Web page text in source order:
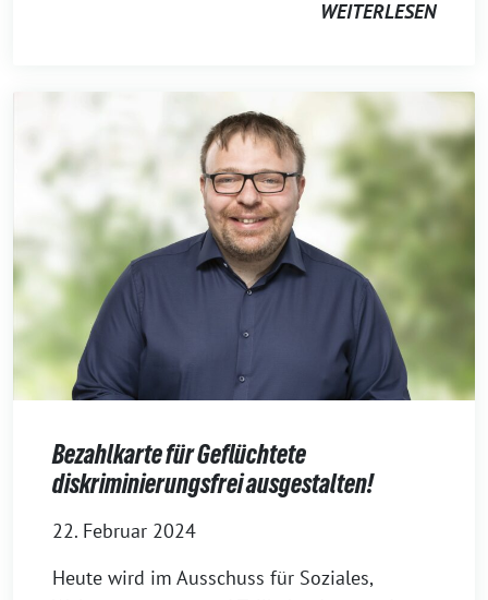
WEITERLESEN
Bezahlkarte für Geflüchtete
diskriminierungsfrei ausgestalten!
22. Februar 2024
Heute wird im Ausschuss für Soziales,